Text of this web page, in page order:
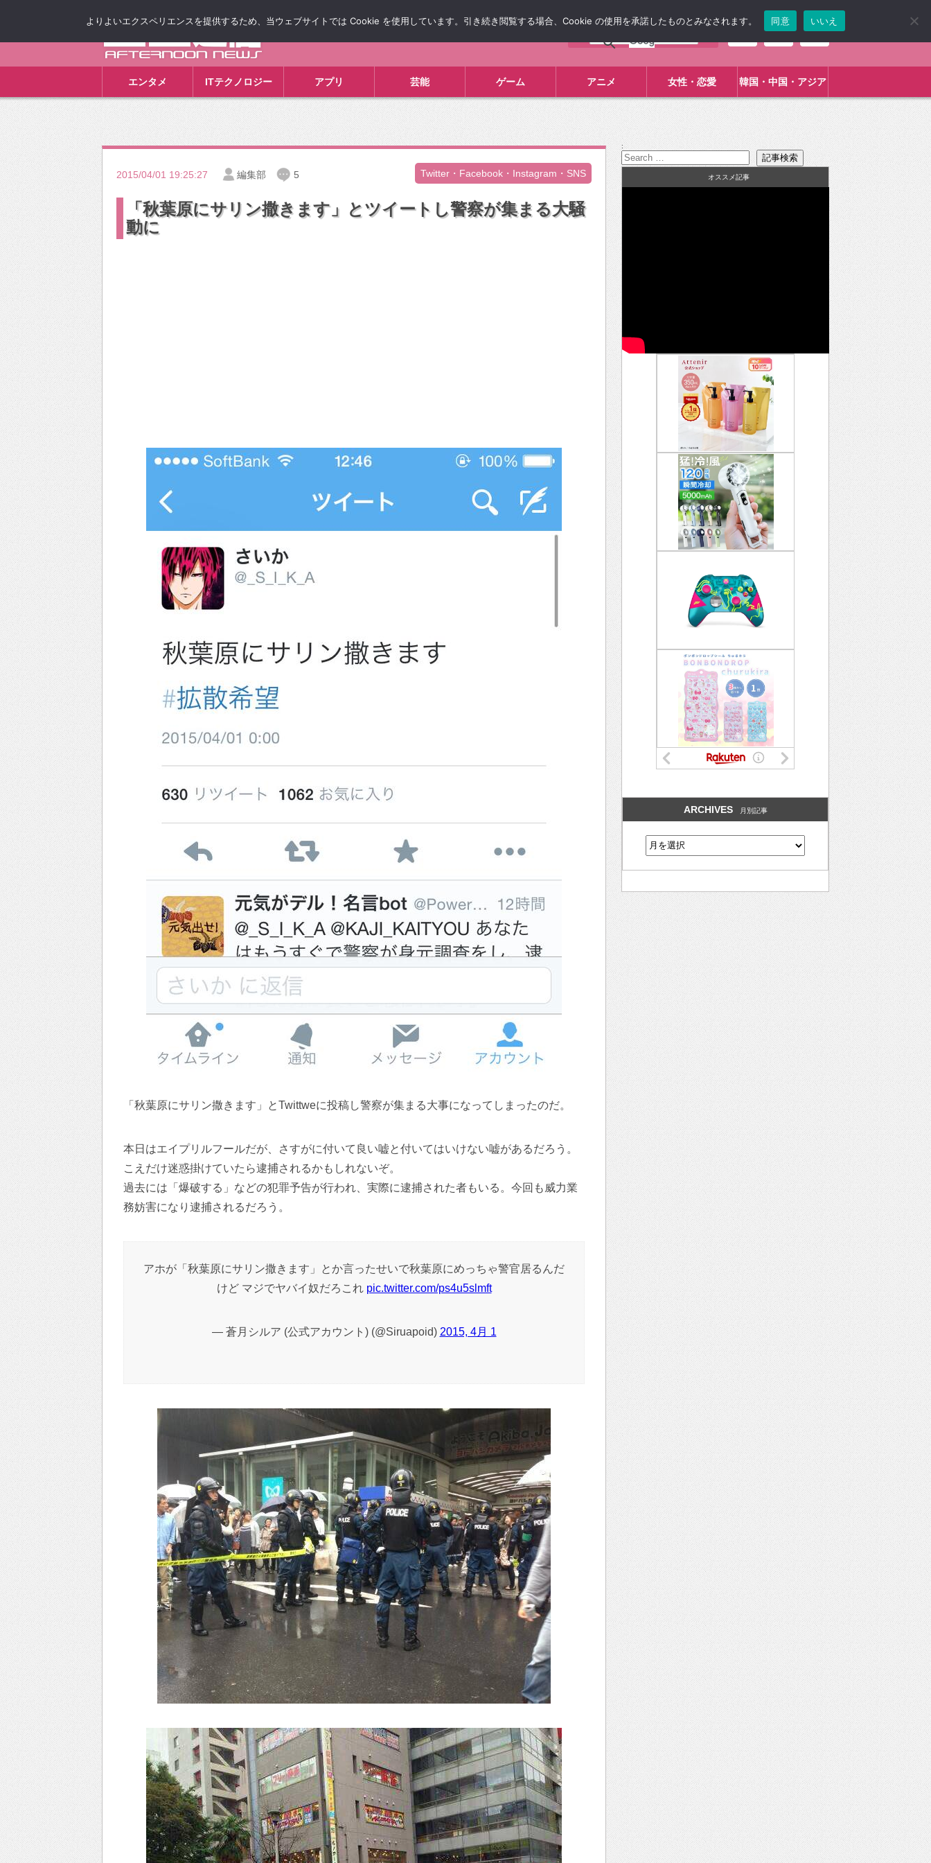
エンタメ ITテクノロジー アプリ 芸能 ゲーム アニメ 女性・恋愛 韓国・中国・アジア
2015/04/01 19:25:27 編集部 5 Twitter・Facebook・Instagram・SNS
「秋葉原にサリン撒きます」とツイートし警察が集まる大騒
動に
「秋葉原にサリン撒きます」とTwittweに投稿し警察が集まる大事になってしまったのだ。
本日はエイプリルフールだが、さすがに付いて良い嘘と付いてはいけない嘘があるだろう。
こえだけ迷惑掛けていたら逮捕されるかもしれないぞ。
過去には「爆破する」などの犯罪予告が行われ、実際に逮捕された者もいる。今回も威力業
務妨害になり逮捕されるだろう。
アホが「秋葉原にサリン撒きます」とか言ったせいで秋葉原にめっちゃ警官居るんだ
けど マジでヤバイ奴だろこれ pic.twitter.com/ps4u5slmft
— 蒼月シルア (公式アカウント) (@Siruapoid) 2015, 4月 1
:
オススメ記事
ARCHIVES 月別記事
よりよいエクスペリエンスを提供するため、当ウェブサイトでは Cookie を使用しています。引き続き閲覧する場合、Cookie の使用を承諾したものとみなされます。 同意 いいえ